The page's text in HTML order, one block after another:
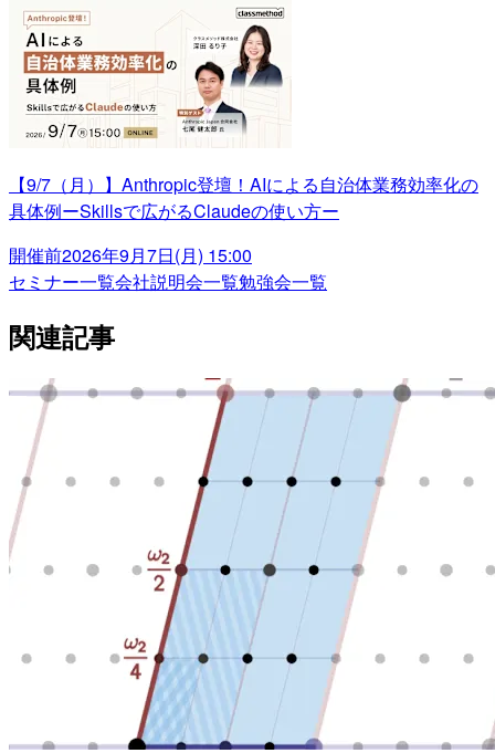
【9/7（月）】Anthropic登壇！AIによる自治体業務効率化の
具体例ーSkillsで広がるClaudeの使い方ー
開催前2026年9月7日(月) 15:00
セミナー一覧会社説明会一覧勉強会一覧
関連記事